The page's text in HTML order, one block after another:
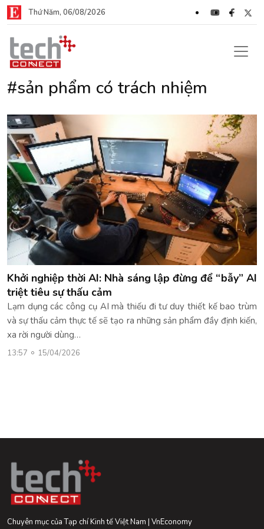
Thứ Năm, 06/08/2026
#sản phẩm có trách nhiệm
Khởi nghiệp thời AI: Nhà sáng lập đừng để “bẫy” AI
triệt tiêu sự thấu cảm
Lạm dụng các công cụ AI mà thiếu đi tư duy thiết kế bao trùm
và sự thấu cảm thực tế sẽ tạo ra những sản phẩm đầy định kiến,
xa rời người dùng…
13:57 15/04/2026
Chuyên mục của Tạp chí Kinh tế Việt Nam | VnEconomy